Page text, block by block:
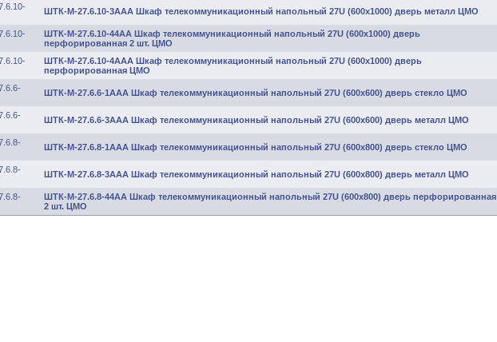
ШТК-М-27.6.10-3ААА Шкаф телекоммуникационный напольный 27U (600x1000) дверь металл ЦМО
ШТК-М-27.6.10-44АА Шкаф телекоммуникационный напольный 27U (600x1000) дверь
перфорированная 2 шт. ЦМО
ШТК-М-27.6.10-4АAА Шкаф телекоммуникационный напольный 27U (600x1000) дверь
перфорированная ЦМО
ШТК-М-27.6.6-1ААА Шкаф телекоммуникационный напольный 27U (600x600) дверь стекло ЦМО
ШТК-М-27.6.6-3ААА Шкаф телекоммуникационный напольный 27U (600x600) дверь металл ЦМО
ШТК-М-27.6.8-1ААА Шкаф телекоммуникационный напольный 27U (600x800) дверь стекло ЦМО
ШТК-М-27.6.8-3ААА Шкаф телекоммуникационный напольный 27U (600x800) дверь металл ЦМО
ШТК-М-27.6.8-44АА Шкаф телекоммуникационный напольный 27U (600x800) дверь перфорированная
2 шт. ЦМО